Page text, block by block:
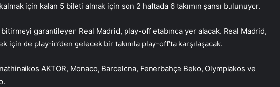
için kalan 5 bileti almak için son 2 haftada 6 takımın şansı bulunuyor.
garantileyen Real Madrid, play-off etabında yer alacak. Real Madrid,
için de play-in’den gelecek bir takımla play-off’ta karşılaşacak.
AKTOR, Monaco, Barcelona, Fenerbahçe Beko, Olympiakos ve